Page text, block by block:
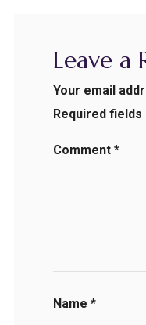
Leave a
Your email
Required
Comment *
Name *